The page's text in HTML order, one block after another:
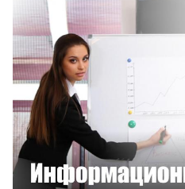
Смотреть